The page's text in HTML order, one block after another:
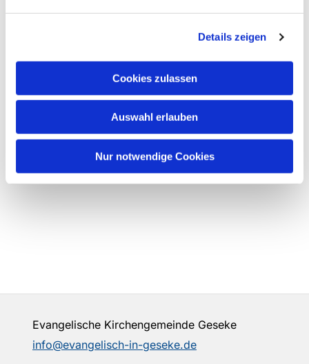
Details zeigen
Cookies zulassen
Auswahl erlauben
Nur notwendige Cookies
Evangelische Kirchengemeinde Geseke
info@evangelisch-in-geseke.de